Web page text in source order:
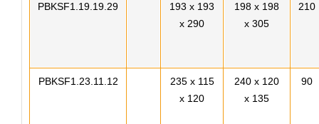
PBKSF1.19.19.29
193 x 193
x 290
198 x 198
x 305
210
PBKSF1.23.11.12
235 x 115
x 120
240 x 120
x 135
90